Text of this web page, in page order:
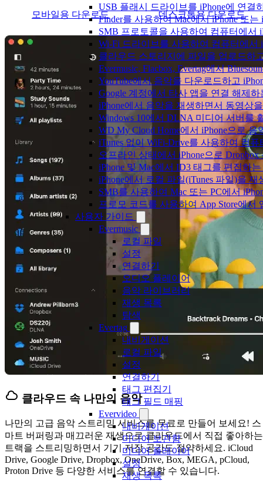
USB 플래시 드라이브를 iPhone에 연
Finder를 사용하여 Mac에서 iPhone 또
SMB 프로토콜을 사용하여 컴퓨터에서
Wi-Fi 드라이브를 사용하여 컴퓨터에서
클라우드 스토리지에 파일을 업로드하
Evermusic, Flacbox, Evertag에서
YouTube에서 음악을 다운로드하고
Google 계정에서 타사 앱을 연결 해제하
iPhone에서 음악을 재생하면서 동영상
Windows 10에서 DLNA 미디어 서버를
WD My Cloud Home에서 iPhone으로
iTunes 없이 WiFi-Drive를 사용하여 컴
오프라인 상태에서 iPhone으로
iPhone 및 Mac에서 ID3 태그를 편집하
iPhone에서 로컬 파일(iTunes 파일)을 재
SMB를 사용하여 Mac 또는 PC에서
프로모 코드를 사용하여 App Store에
사용자 가이드
Evermusic
로컬 파일
설정
연결하기
오디오 플레이어
음악 라이브러리
재생 목록
탐색
Evertag
내비게이션
로컬 파일
설정
연결하기
태그 편집기
태그 필드 매핑
Evervideo
내비게이션
미디어 보관함
미디어 플레이어
설정
재생 목록
모바일용 다운로드 데스크톱용 다운로드
클라우드 속 나만의 음악
나만의 고급 음악 스트리밍 서비스를 무료로 만들어 보세요! 스
마트 버퍼링과 매끄러운 재생으로 클라우드에서 직접 좋아하는
트랙을 스트리밍하면서 기기 저장 공간도 절약하세요. iCloud
Drive, Google Drive, Dropbox, OneDrive, Box, MEGA, pCloud,
Proton Drive 등 다양한 서비스를 연결할 수 있습니다.